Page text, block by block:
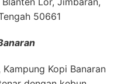
50661
Kopi Banaran